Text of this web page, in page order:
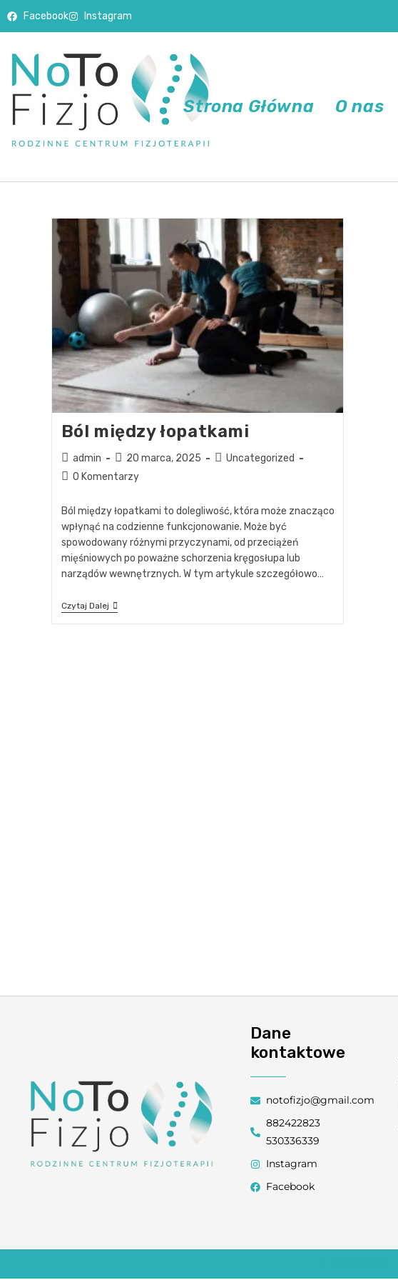
Facebook Instagram
Strona Główna O nas
Ból między łopatkami
admin 20 marca, 2025
Uncategorized
0 Komentarzy
Ból między łopatkami to dolegliwość, która może znacząco
wpłynąć na codzienne funkcjonowanie. Może być
spowodowany różnymi przyczynami, od przeciążeń
mięśniowych po poważne schorzenia kręgosłupa lub
narządów wewnętrznych. W tym artykule szczegółowo…
Czytaj Dalej
Dane
kontaktowe
notofizjo@gmail.com
882422823
530336339
Instagram
Facebook